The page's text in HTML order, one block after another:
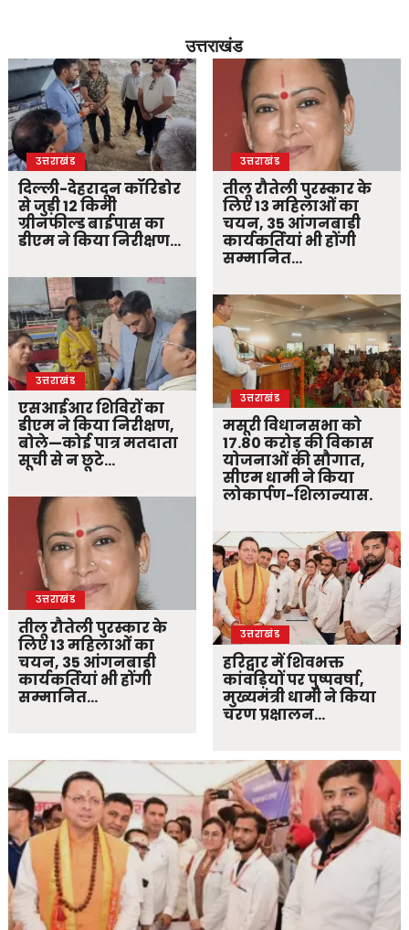
उत्तराखंड
उत्तराखंड
दिल्ली-देहरादून कॉरिडोर
से जुड़ी 12 किमी
ग्रीनफील्ड बाईपास का
डीएम ने किया निरीक्षण…
उत्तराखंड
एसआईआर शिविरों का
डीएम ने किया निरीक्षण,
बोले—कोई पात्र मतदाता
सूची से न छूटे…
उत्तराखंड
तीलू रौतेली पुरस्कार के
लिए 13 महिलाओं का
चयन, 35 आंगनबाड़ी
कार्यकर्तियां भी होंगी
सम्मानित…
उत्तराखंड
तीलू रौतेली पुरस्कार के
लिए 13 महिलाओं का
चयन, 35 आंगनबाड़ी
कार्यकर्तियां भी होंगी
सम्मानित…
उत्तराखंड
मसूरी विधानसभा को
17.80 करोड़ की विकास
योजनाओं की सौगात,
सीएम धामी ने किया
लोकार्पण-शिलान्यास.
उत्तराखंड
हरिद्वार में शिवभक्त
कांवड़ियों पर पुष्पवर्षा,
मुख्यमंत्री धामी ने किया
चरण प्रक्षालन…